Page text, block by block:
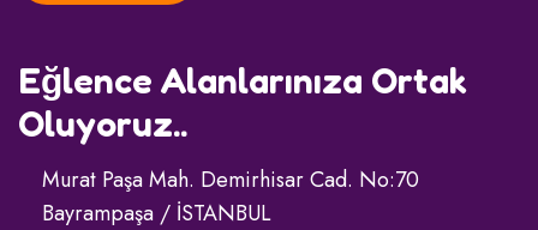
Eğlence Alanlarınıza Ortak
Oluyoruz..
Murat Paşa Mah. Demirhisar Cad. No:70
Bayrampaşa / İSTANBUL